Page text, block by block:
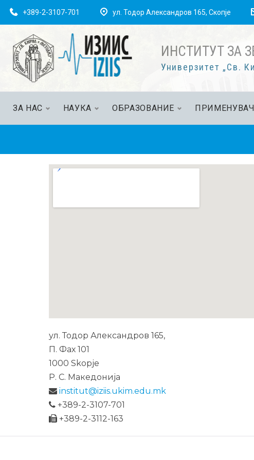
+389-2-3107-701 ул. Тодор Александров 165, Скопје
ИНСТИТУТ ЗА
Универзитет „Св.
ЗА НАС НАУКА ОБРАЗОВАНИЕ
ул. Тодор Александров 165,
П. Фах 101
1000 Skopje
Р. С. Македонија
institut@iziis.ukim.edu.mk
+389-2-3107-701
+389-2-3112-163